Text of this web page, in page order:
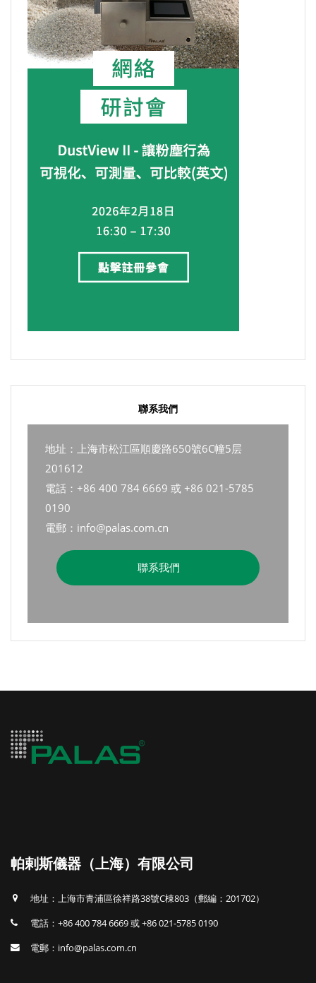
聯系我們
地址：上海市松江區順慶路650號6C幢5层
201612
電話：+86 400 784 6669 或 +86 021-5785
0190
電郵：info@palas.com.cn
聯系我們
帕剌斯儀器（上海）有限公司
地址：上海市青浦區徐祥路38號C棟803（郵編：201702）
電話：+86 400 784 6669 或 +86 021-5785 0190
電郵：info@palas.com.cn